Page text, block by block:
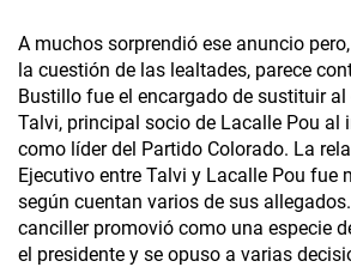
A muchos sorprendió ese anuncio
la cuestión de las lealtades, parece
Bustillo fue el encargado de sustituir
Talvi, principal socio de Lacalle Pou al
como líder del Partido Colorado. La
Ejecutivo entre Talvi y Lacalle Pou fue
según cuentan varios de sus
canciller promovió como una especie
el presidente y se opuso a varias